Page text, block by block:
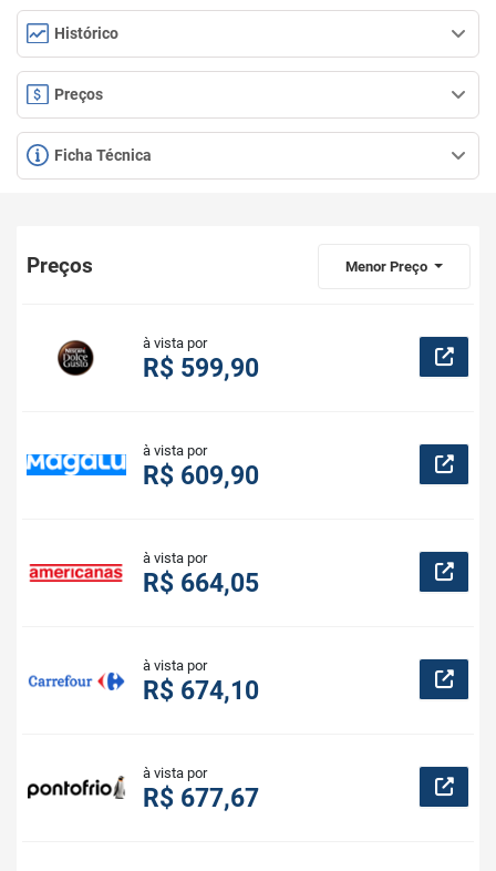
Histórico
Preços
Ficha Técnica
Preços Menor Preço
à vista por
R$ 599,90
à vista por
R$ 609,90
à vista por
R$ 664,05
à vista por
R$ 674,10
à vista por
R$ 677,67